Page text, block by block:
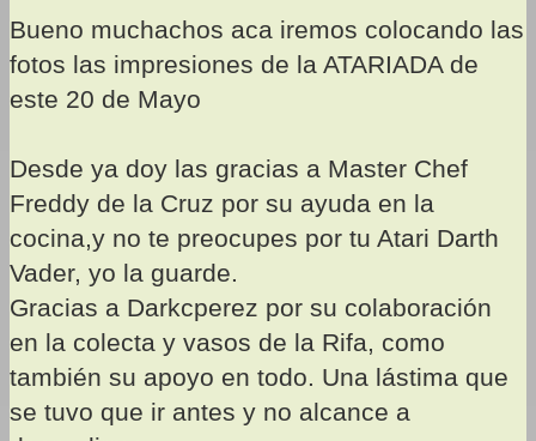
Bueno muchachos aca iremos colocando las
fotos las impresiones de la ATARIADA de
este 20 de Mayo
Desde ya doy las gracias a Master Chef
Freddy de la Cruz por su ayuda en la
cocina,y no te preocupes por tu Atari Darth
Vader, yo la guarde.
Gracias a Darkcperez por su colaboración
en la colecta y vasos de la Rifa, como
también su apoyo en todo. Una lástima que
se tuvo que ir antes y no alcance a